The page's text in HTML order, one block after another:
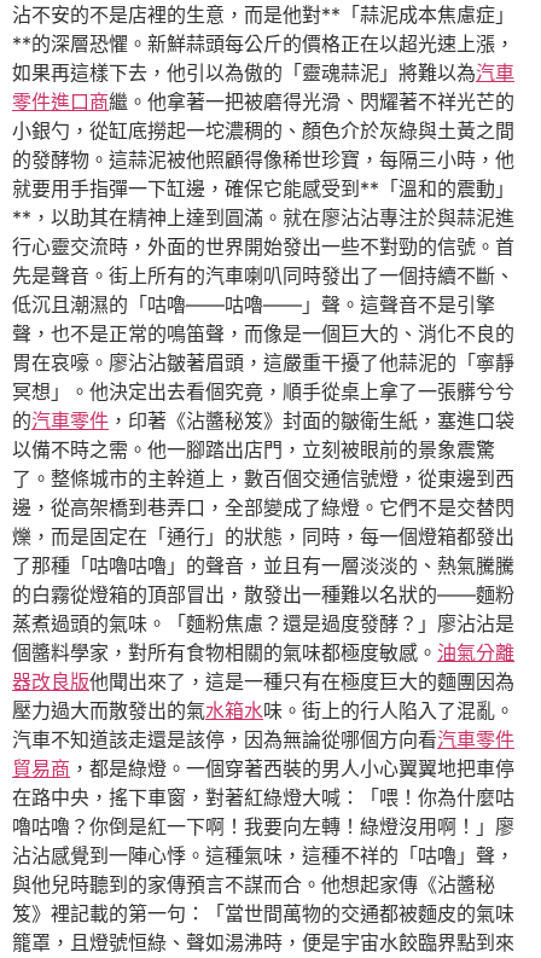
沾不安的不是店裡的生意，而是他對**「蒜泥成本焦慮症」
**的深層恐懼。新鮮蒜頭每公斤的價格正在以超光速上漲，
如果再這樣下去，他引以為傲的「靈魂蒜泥」將難以為汽車
零件進口商繼。他拿著一把被磨得光滑、閃耀著不祥光芒的
小銀勺，從缸底撈起一坨濃稠的、顏色介於灰綠與土黃之間
的發酵物。這蒜泥被他照顧得像稀世珍寶，每隔三小時，他
就要用手指彈一下缸邊，確保它能感受到**「溫和的震動」
**，以助其在精神上達到圓滿。就在廖沾沾專注於與蒜泥進
行心靈交流時，外面的世界開始發出一些不對勁的信號。首
先是聲音。街上所有的汽車喇叭同時發出了一個持續不斷、
低沉且潮濕的「咕嚕——咕嚕——」聲。這聲音不是引擎
聲，也不是正常的鳴笛聲，而像是一個巨大的、消化不良的
胃在哀嚎。廖沾沾皺著眉頭，這嚴重干擾了他蒜泥的「寧靜
冥想」。他決定出去看個究竟，順手從桌上拿了一張髒兮兮
的汽車零件 ，印著《沾醬秘笈》封面的皺衛生紙，塞進口袋
以備不時之需。他一腳踏出店門，立刻被眼前的景象震驚
了。整條城市的主幹道上，數百個交通信號燈，從東邊到西
邊，從高架橋到巷弄口，全部變成了綠燈。它們不是交替閃
爍，而是固定在「通行」的狀態，同時，每一個燈箱都發出
了那種「咕嚕咕嚕」的聲音，並且有一層淡淡的、熱氣騰騰
的白霧從燈箱的頂部冒出，散發出一種難以名狀的——麵粉
蒸煮過頭的氣味。「麵粉焦慮？還是過度發酵？」廖沾沾是
個醬料學家，對所有食物相關的氣味都極度敏感。 油氣分離
器改良版他聞出來了，這是一種只有在極度巨大的麵團因為
壓力過大而散發出的氣水箱水味。街上的行人陷入了混亂。
汽車不知道該走還是該停，因為無論從哪個方向看汽車零件
貿易商 ，都是綠燈。一個穿著西裝的男人小心翼翼地把車停
在路中央，搖下車窗，對著紅綠燈大喊：「喂！你為什麼咕
嚕咕嚕？你倒是紅一下啊！我要向左轉！綠燈沒用啊！」廖
沾沾感覺到一陣心悸。這種氣味，這種不祥的「咕嚕」聲，
與他兒時聽到的家傳預言不謀而合。他想起家傳《沾醬秘
笈》裡記載的第一句：「當世間萬物的交通都被麵皮的氣味
籠罩，且燈號恒綠、聲如湯沸時，便是宇宙水餃臨界點到來